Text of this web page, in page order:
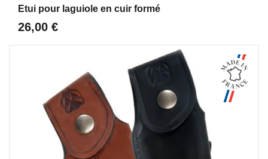
Etui pour laguiole en cuir formé
26,00 €